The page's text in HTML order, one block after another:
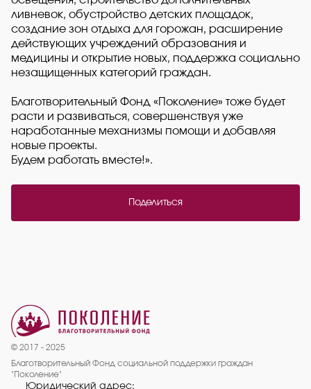
ливневок, обустройство детских площадок,
создание зон отдыха для горожан, расширение
действующих учреждений образования и
медицины и открытие новых, поддержка социально
незащищенных категорий граждан.
Благотворительный Фонд «Поколение» тоже будет
расти и развиваться, совершенствуя уже
наработанные механизмы помощи и добавляя
новые проекты.
Будем работать вместе!».
Поделиться
© 2017 - 2025
Благотворительный Фонд социальной поддержки граждан
"Поколение"
Юридический адрес: